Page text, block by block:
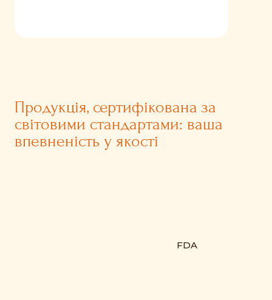
FDA
Продукція, сертифікована за
світовими стандартами: ваша
впевненість у якості